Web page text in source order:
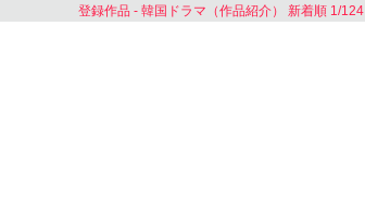
登録作品 - 韓国ドラマ（作品紹介） 新着順 1/124